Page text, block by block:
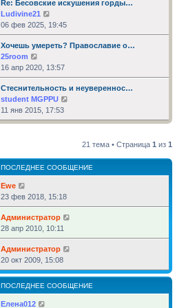
сообщению
Re: Бесовские искушения горды…
Ludivine21
к
последнему
сообщению
06 фев 2025, 19:45
Хочешь умереть? Православие о…
25room
к
последнему
сообщению
16 апр 2020, 13:57
Стеснительность и неувереннос…
student MGPPU
последнему
11 янв 2015, 17:53
21 тема • Страница 1 из 1
ПОСЛЕДНЕЕ СООБЩЕНИЕ
Ewe
23 фев 2018, 15:18
Администратор
28 апр 2010, 10:11
Администратор
20 окт 2009, 15:08
ПОСЛЕДНЕЕ СООБЩЕНИЕ
Елена012